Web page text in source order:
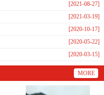
[2021-08-27]
[2021-03-19]
[2020-10-17]
[2020-05-22]
[2020-03-15]
MORE